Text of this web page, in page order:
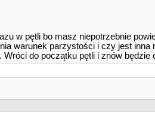
w pętli bo masz niepotrzebnie
warunek parzystości i czy jest inna
do początku pętli i znów będzie